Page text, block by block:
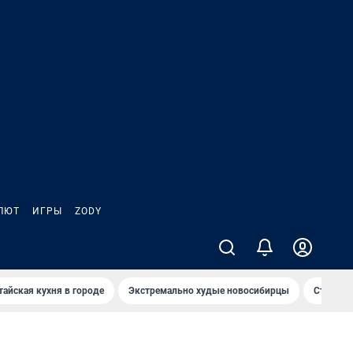
ИГРЫ ZODY
кухня в городе Экстремально худые новосибирцы Старт